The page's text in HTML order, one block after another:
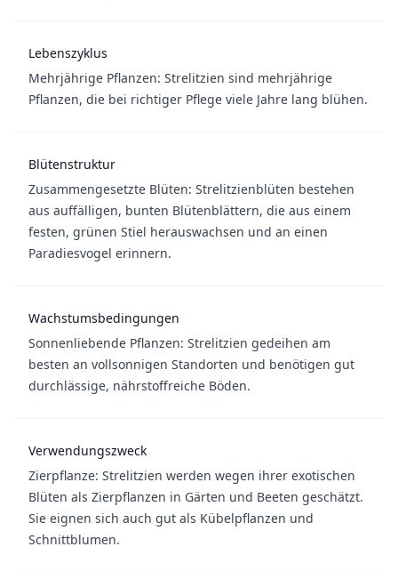
Lebenszyklus
Mehrjährige Pflanzen: Strelitzien sind mehrjährige
Pflanzen, die bei richtiger Pflege viele Jahre lang blühen.
Blütenstruktur
Zusammengesetzte Blüten: Strelitzienblüten bestehen
aus auffälligen, bunten Blütenblättern, die aus einem
festen, grünen Stiel herauswachsen und an einen
Paradiesvogel erinnern.
Wachstumsbedingungen
Sonnenliebende Pflanzen: Strelitzien gedeihen am
besten an vollsonnigen Standorten und benötigen gut
durchlässige, nährstoffreiche Böden.
Verwendungszweck
Zierpflanze: Strelitzien werden wegen ihrer exotischen
Blüten als Zierpflanzen in Gärten und Beeten geschätzt.
Sie eignen sich auch gut als Kübelpflanzen und
Schnittblumen.